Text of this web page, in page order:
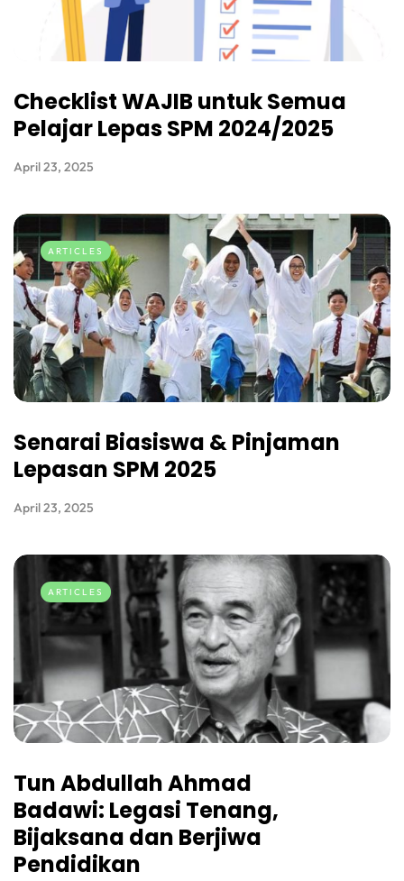
Checklist WAJIB untuk Semua
Pelajar Lepas SPM 2024/2025
April 23, 2025
ARTICLES
Senarai Biasiswa & Pinjaman
Lepasan SPM 2025
April 23, 2025
ARTICLES
Tun Abdullah Ahmad
Badawi: Legasi Tenang,
Bijaksana dan Berjiwa
Pendidikan